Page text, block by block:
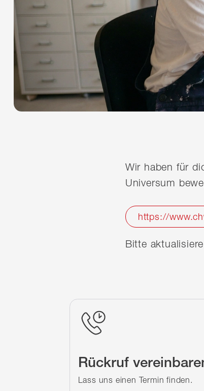
Wir haben für
Universum
https://
Bitte
Rückruf
Lass uns einen Termin finden.